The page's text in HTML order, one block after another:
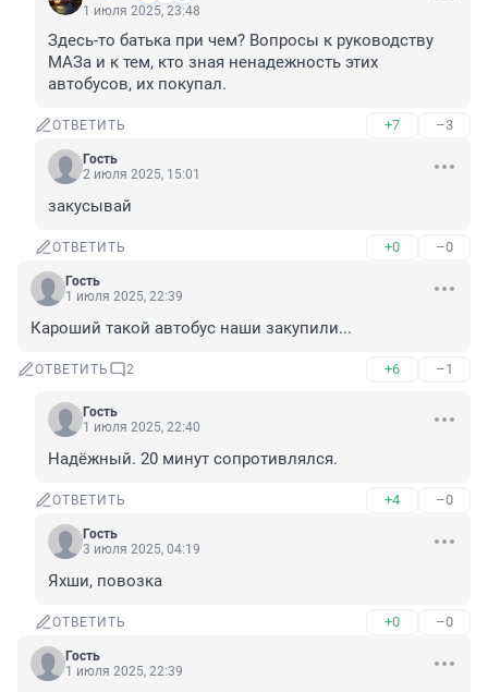
1 июля 2025, 23:48
Здесь-то батька при чем? Вопросы к руководству
МАЗа и к тем, кто зная ненадежность этих
автобусов, их покупал.
ОТВЕТИТЬ +7 –3
Гость
2 июля 2025, 15:01
закусывай
ОТВЕТИТЬ +0 –0
Гость
1 июля 2025, 22:39
Кароший такой автобус наши закупили...
ОТВЕТИТЬ 2 +6 –1
Гость
1 июля 2025, 22:40
Надёжный. 20 минут сопротивлялся.
ОТВЕТИТЬ +4 –0
Гость
3 июля 2025, 04:19
Яхши, повозка
ОТВЕТИТЬ +0 –0
Гость
1 июля 2025, 22:39